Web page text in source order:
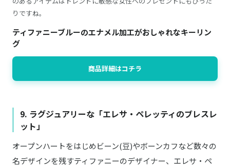
りですね。
ティファニーブルーのエナメル加工がおしゃれなキーリン
グ
商品詳細はコチラ
9. ラグジュアリーな「エレサ・ペレッティのブレスレ
ット」
オープンハートをはじめビーン(豆)やボーンカフなど数々の
名デザインを残すティファニーのデザイナー、エレサ・ペ